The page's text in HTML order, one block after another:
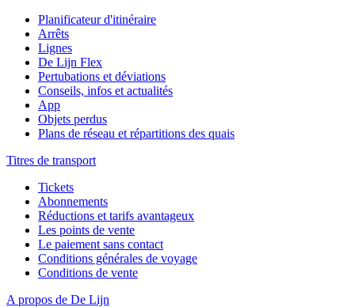
Planificateur d'itinéraire
Arrêts
Lignes
De Lijn Flex
Pertubations et déviations
Conseils, infos et actualités
App
Objets perdus
Plans de réseau et répartitions des quais
Titres de transport
Tickets
Abonnements
Réductions et tarifs avantageux
Les points de vente
Le paiement sans contact
Conditions générales de voyage
Conditions de vente
A propos de De Lijn